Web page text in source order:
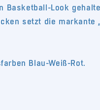
Basketball-Look
setzt die markante
Blau-Weiß-Rot.